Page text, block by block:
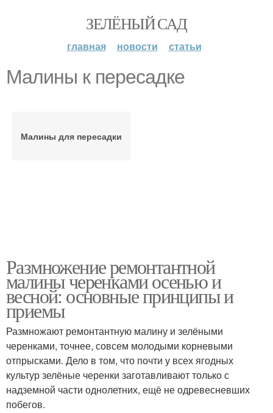
ЗЕЛЁНЫЙ САД
главная новости статьи
Малины к пересадке
Малины для пересадки
Размножение ремонтантной
малины черенками осенью и
весной: основные принципы и
приемы
Размножают ремонтантную малину и зелёными
черенками, точнее, совсем молодыми корневыми
отпрысками. Дело в том, что почти у всех ягодных
культур зелёные черенки заготавливают только с
надземной части однолетних, ещё не одревесневших
побегов.